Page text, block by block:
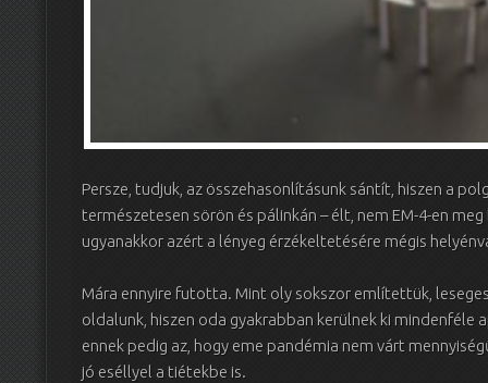
Persze, tudjuk, az összehasonlításunk sántít, hiszen a
természetesen sörön és pálinkán – élt, nem EM-4-en
ugyanakkor azért a lényeg érzékeltetésére mégis
Mára ennyire futotta. Mint oly sokszor említettük,
oldalunk, hiszen oda gyakrabban kerülnek ki mindenféle
ennek pedig az, hogy eme pandémia nem várt
jó eséllyel a tiétekbe is.